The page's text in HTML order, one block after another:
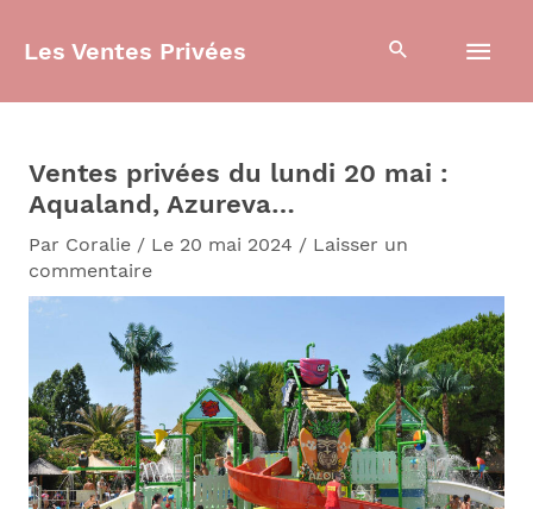
Les Ventes Privées
Ventes privées du lundi 20 mai :
Aqualand, Azureva…
Par Coralie / Le 20 mai 2024 / Laisser un
commentaire